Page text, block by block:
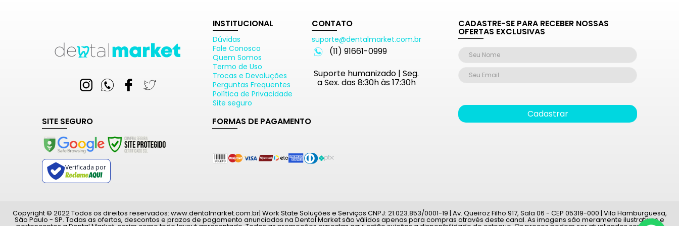
INSTITUCIONAL
Dúvidas
Fale Conosco
Quem Somos
Termo de Uso
Trocas e Devoluções
Perguntas Frequentes
Política de Privacidade
Site seguro
CONTATO
suporte@dentalmarket.com.br
(11) 91661-0999
Suporte humanizado | Seg.
a Sex. das 8:30h às 17:30h
SITE SEGURO
Verificada por
FORMAS DE PAGAMENTO
CADASTRE-SE PARA RECEBER NOSSAS
OFERTAS EXCLUSIVAS
Cadastrar
Copyright © 2022 Todos os direitos reservados: www.dentalmarket.com.br| Work State Soluções e Serviços CNPJ: 21.023.853/0001-19 | Av. Queiroz Filho 917, Sala 06 - CEP 05319-000 | Vila Hamburguesa,
São Paulo - SP. Todas as ofertas, descontos e prazos de pagamento anunciados na Dental Market são válidos apenas para compras através deste canal. As imagens são meramente ilustrativas e